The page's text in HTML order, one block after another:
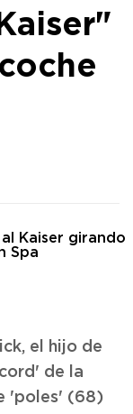
el hijo de
de la
'poles' (68)